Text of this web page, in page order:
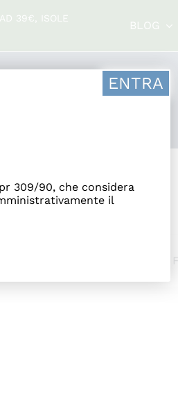
39€, ISOLE
BLOG
309/90, che considera
il
ENTRA